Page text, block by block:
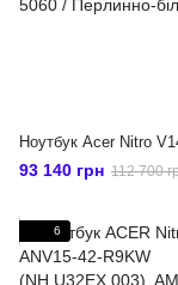
93 140 грн 112 700
6